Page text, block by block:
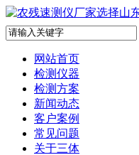
网站首页
检测仪器
检测方案
新闻动态
客户案例
常见问题
关于三体